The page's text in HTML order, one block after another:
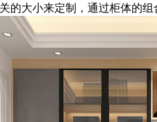
的大小来定制，通过柜体的